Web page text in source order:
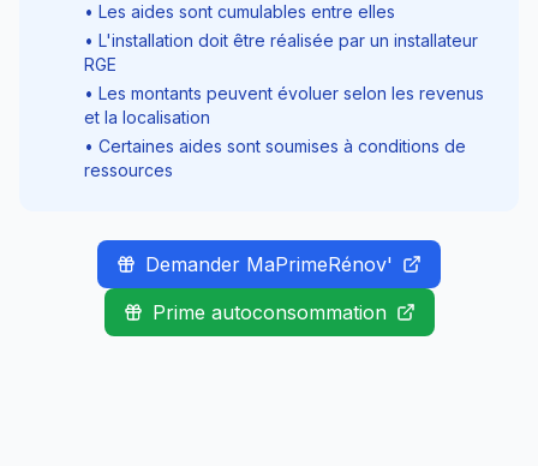
• Les aides sont cumulables entre elles
• L'installation doit être réalisée par un installateur
RGE
• Les montants peuvent évoluer selon les revenus
et la localisation
• Certaines aides sont soumises à conditions de
ressources
Demander MaPrimeRénov'
Prime autoconsommation